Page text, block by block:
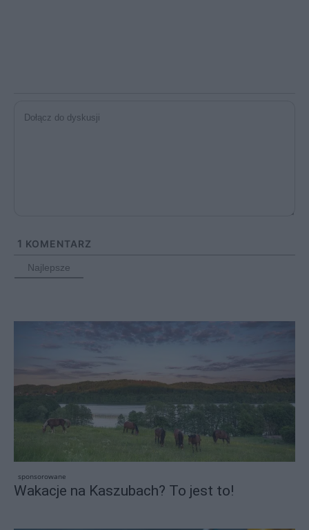
1 KOMENTARZ
Najlepsze
sponsorowane
Wakacje na Kaszubach? To jest to!